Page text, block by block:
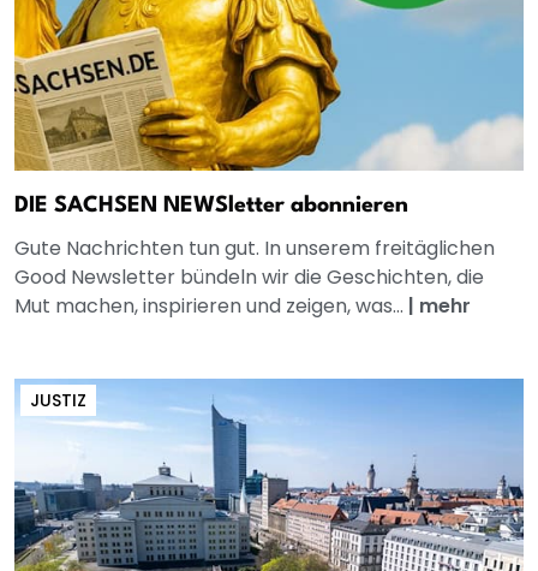
DIE SACHSEN NEWSletter abonnieren
Gute Nachrichten tun gut. In unserem freitäglichen
Good Newsletter bündeln wir die Geschichten, die
Mut machen, inspirieren und zeigen, was... | mehr
JUSTIZ